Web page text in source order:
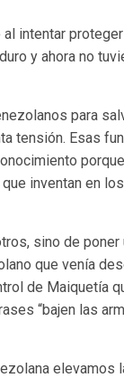
intentar
y ahora no
para
tensión. Esas
inventan en
sino de poner
que venía
de Maiquetía
“bajen las
elevamos